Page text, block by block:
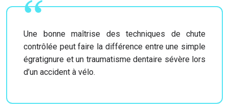
Une bonne maîtrise des techniques de chute
contrôlée peut faire la différence entre une simple
égratignure et un traumatisme dentaire sévère lors
d’un accident à vélo.